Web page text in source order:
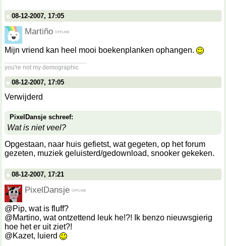
08-12-2007, 17:05
Martiño
Mijn vriend kan heel mooi boekenplanken ophangen.
you're not my demographic
08-12-2007, 17:05
Verwijderd
PixelDansje schreef:
Wat is niet veel?
Opgestaan, naar huis gefietst, wat gegeten, op het forum
gezeten, muziek geluisterd/gedownload, snooker gekeken.
08-12-2007, 17:21
PixelDansje
@Pip, wat is fluff?
@Martino, wat ontzettend leuk he!?! Ik benzo nieuwsgierig
hoe het er uit ziet?!
@Kazet, luierd